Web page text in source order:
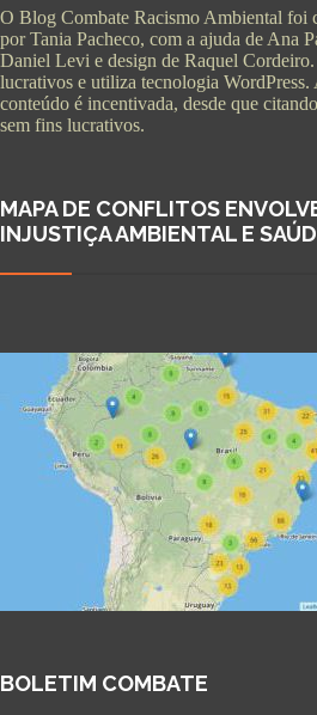
O Blog Combate Racismo Ambiental foi
por Tania Pacheco, com a ajuda de Ana
Daniel Levi e design de Raquel
lucrativos e utiliza tecnologia WordPress.
conteúdo é incentivada, desde que
sem fins lucrativos.
MAPA DE CONFLITOS
INJUSTIÇA AMBIENTAL E
BOLETIM COMBATE